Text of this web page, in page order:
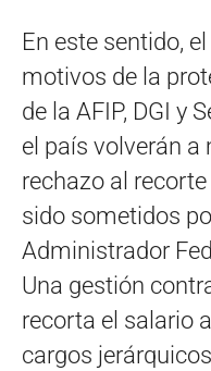
En este sentido,
motivos de la
de la AFIP, DGI y
el país volverán a
rechazo al
sido sometidos
Administrador
Una gestión
recorta el salario
cargos